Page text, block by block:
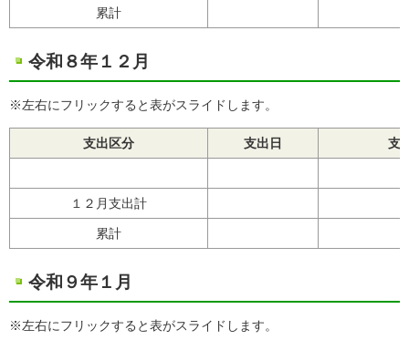
累計
令和８年１２月
※左右にフリックすると表がスライドします。
支出区分 支出日 支
１２月支出計
累計
令和９年１月
※左右にフリックすると表がスライドします。